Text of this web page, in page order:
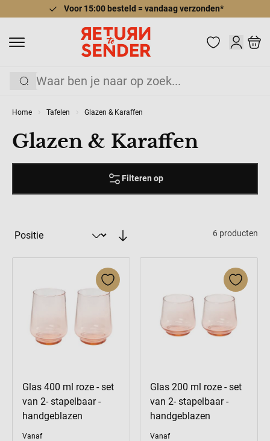
Voor 15:00 besteld = vandaag verzonden*
Cart
Zoek
Home Tafelen Glazen & Karaffen
Glazen & Karaffen
Filteren op
6 producten
Glas 400 ml roze - set
van 2- stapelbaar -
handgeblazen
Vanaf
Glas 200 ml roze - set
van 2- stapelbaar -
handgeblazen
Vanaf